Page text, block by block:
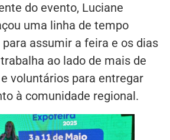
do evento, Luciane
uma linha de tempo
assumir a feira e os dias
ao lado de mais de
voluntários para entregar
à comunidade regional.